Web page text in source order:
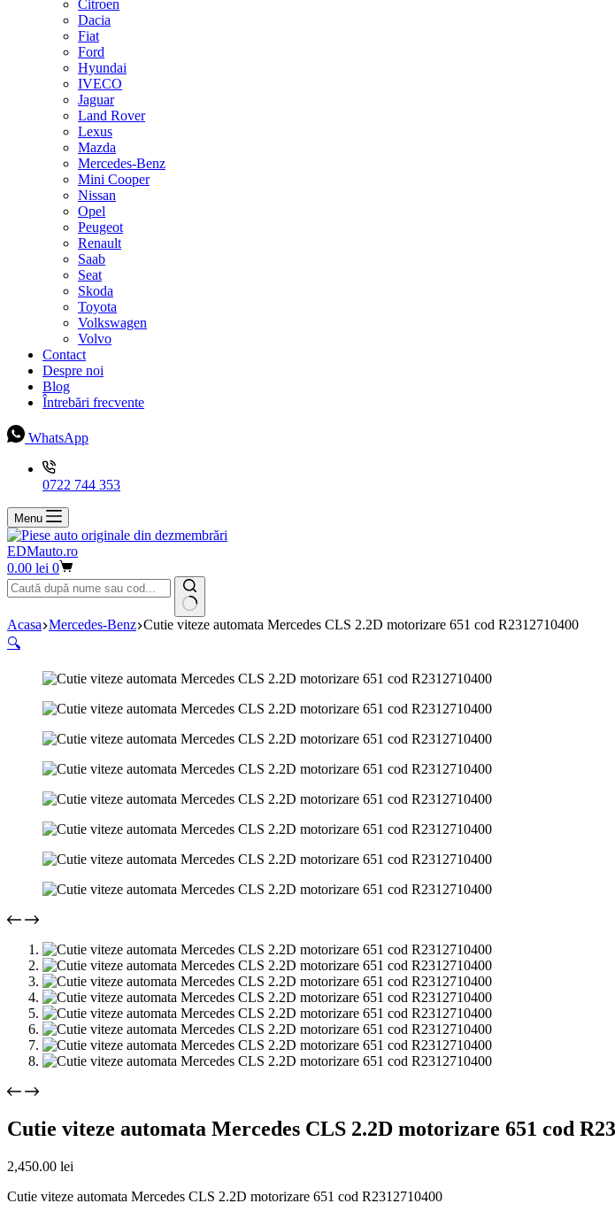
Citroen
Dacia
Fiat
Ford
Hyundai
IVECO
Jaguar
Land Rover
Lexus
Mazda
Mercedes-Benz
Mini Cooper
Nissan
Opel
Peugeot
Renault
Saab
Seat
Skoda
Toyota
Volkswagen
Volvo
Contact
Despre noi
Blog
Întrebări frecvente
WhatsApp
0722 744 353
Menu
EDMauto.ro
Coș
de
cumpărături
0.00 lei 0
Niciun
rezultat
Acasa Mercedes-Benz Cutie viteze automata Mercedes CLS 2.2D motorizare 651 cod R2312710400
🔍
Cutie viteze automata Mercedes CLS 2.2D motorizare 651 cod
2,450.00 lei
Cutie viteze automata Mercedes CLS 2.2D motorizare 651 cod R2312710400